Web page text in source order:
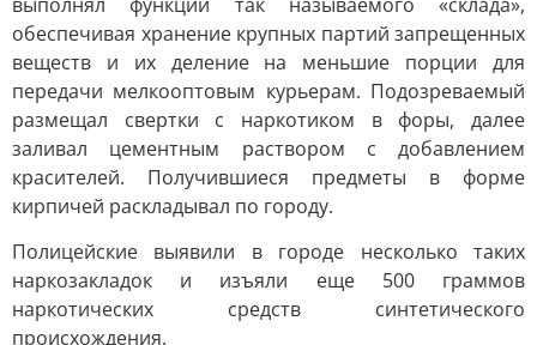
обеспечивая хранение крупных партий запрещенных
веществ и их деление на меньшие порции для
передачи мелкооптовым курьерам. Подозреваемый
размещал свертки с наркотиком в форы, далее
заливал цементным раствором с добавлением
красителей. Получившиеся предметы в форме
кирпичей раскладывал по городу.
Полицейские выявили в городе несколько таких
наркозакладок и изъяли еще 500 граммов
наркотических средств синтетического
происхождения.